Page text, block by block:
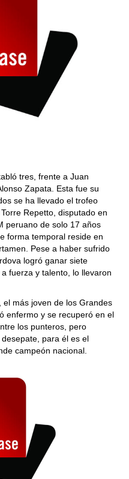
tres, frente a Juan
Zapata. Esta fue su
se ha llevado el trofeo
Repetto, disputado en
peruano de solo 17 años
forma temporal reside en
Pese a haber sufrido
logró ganar siete
fuerza y talento, lo llevaron
más joven de los Grandes
enfermo y se recuperó en el
los punteros, pero
para él es el
campeón nacional.